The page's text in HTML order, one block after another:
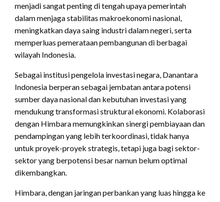
menjadi sangat penting di tengah upaya pemerintah
dalam menjaga stabilitas makroekonomi nasional,
meningkatkan daya saing industri dalam negeri, serta
memperluas pemerataan pembangunan di berbagai
wilayah Indonesia.
Sebagai institusi pengelola investasi negara, Danantara
Indonesia berperan sebagai jembatan antara potensi
sumber daya nasional dan kebutuhan investasi yang
mendukung transformasi struktural ekonomi. Kolaborasi
dengan Himbara memungkinkan sinergi pembiayaan dan
pendampingan yang lebih terkoordinasi, tidak hanya
untuk proyek-proyek strategis, tetapi juga bagi sektor-
sektor yang berpotensi besar namun belum optimal
dikembangkan.
Himbara, dengan jaringan perbankan yang luas hingga ke